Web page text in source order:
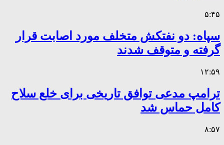
۵:۴۵
سپاه: دو نفتکش متخلف مورد اصابت قرار
گرفته و متوقف شدند
۱۲:۵۹
ترامپ مدعی توافق تاریخی برای خلع سلاح
کامل حماس شد
۸:۵۷